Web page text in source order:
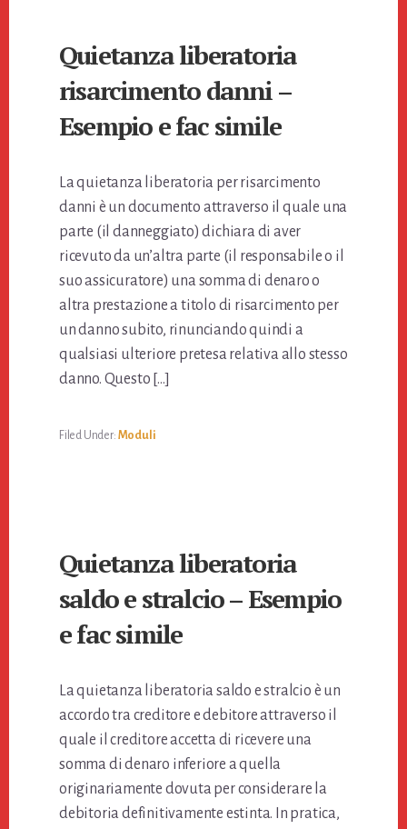
Quietanza liberatoria
risarcimento danni –
Esempio e fac simile
La quietanza liberatoria per risarcimento
danni è un documento attraverso il quale una
parte (il danneggiato) dichiara di aver
ricevuto da un’altra parte (il responsabile o il
suo assicuratore) una somma di denaro o
altra prestazione a titolo di risarcimento per
un danno subito, rinunciando quindi a
qualsiasi ulteriore pretesa relativa allo stesso
danno. Questo […]
Filed Under: Moduli
Quietanza liberatoria
saldo e stralcio – Esempio
e fac simile
La quietanza liberatoria saldo e stralcio è un
accordo tra creditore e debitore attraverso il
quale il creditore accetta di ricevere una
somma di denaro inferiore a quella
originariamente dovuta per considerare la
debitoria definitivamente estinta. In pratica,